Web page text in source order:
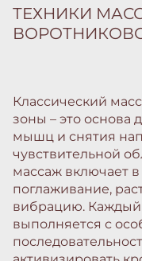
ТЕХНИКИ
Классический
зоны – это основа
мышц и снятия
чувствительной
массаж включает
поглаживание,
вибрацию. Каждый
выполняется с